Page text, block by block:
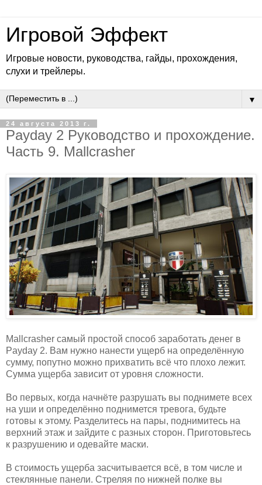
Игровой Эффект
Игровые новости, руководства, гайды, прохождения,
слухи и трейлеры.
▼
24 августа 2013 г.
Payday 2 Руководство и прохождение.
Часть 9. Mallcrasher
Mallcrasher самый простой способ заработать денег в
Payday 2. Вам нужно нанести ущерб на определённую
сумму, попутно можно прихватить всё что плохо лежит.
Сумма ущерба зависит от уровня сложности.
Во первых, когда начнёте разрушать вы поднимете всех
на уши и определённо поднимется тревога, будьте
готовы к этому. Разделитесь на пары, поднимитесь на
верхний этаж и зайдите с разных сторон. Приготовьтесь
к разрушению и одевайте маски.
В стоимость ущерба засчитывается всё, в том числе и
стеклянные панели. Стреляя по нижней полке вы